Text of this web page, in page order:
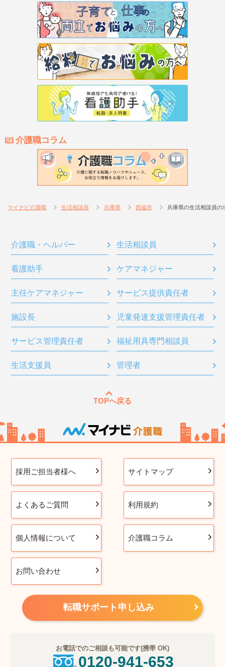
介護職コラム
マイナビ介護職 生活相談員 兵庫県 西脇市 兵庫県の生活相談員の
介護職・ヘルパー 生活相談員
看護助手 ケアマネジャー
主任ケアマネジャー サービス提供責任者
施設長 児童発達支援管理責任者
サービス管理責任者 福祉用具専門相談員
生活支援員 管理者
TOPへ戻る
採用ご担当者様へ サイトマップ
よくあるご質問 利用規約
個人情報について 介護職コラム
お問い合わせ
転職サポート申し込み
お電話でのご相談も可能です(携帯 OK)
0120-941-653